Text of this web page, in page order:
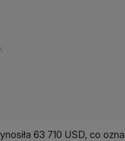
63 710 USD, co